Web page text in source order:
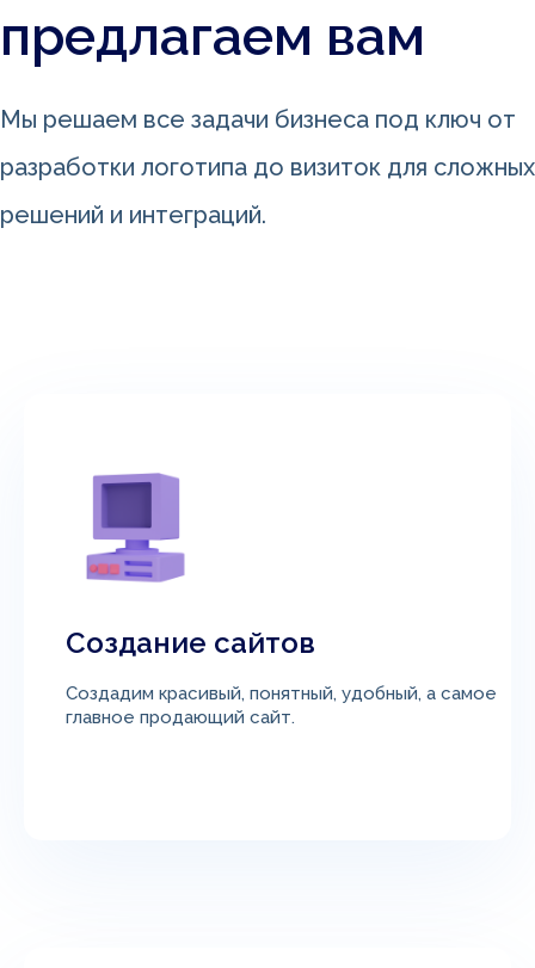
предлагаем вам
Мы решаем все задачи бизнеса под ключ от
разработки логотипа до визиток для сложных
решений и интеграций.
Создание сайтов
Создадим красивый, понятный, удобный, а самое
главное продающий сайт.